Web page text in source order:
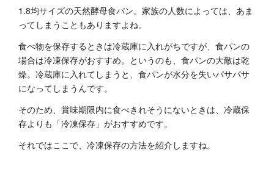
1.8均サイズの天然酵母食パン。家族の人数によっては、あま
ってしまうこともありますよね。
食べ物を保存するときは冷蔵庫に入れがちですが、食パンの
場合は冷凍保存がおすすめ。というのも、食パンの大敵は乾
燥。冷蔵庫に入れてしまうと、食パンが水分を失いパサパサ
になってしまうんです。
そのため、賞味期限内に食べきれそうにないときは、冷蔵保
存よりも「冷凍保存」がおすすめです。
それではここで、冷凍保存の方法を紹介しますね。